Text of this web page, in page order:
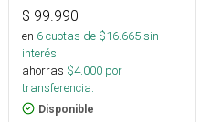
$ 99.990
en 6cuotas de $16.665sin
interés
ahorras $4.000 por
transferencia.
Disponible